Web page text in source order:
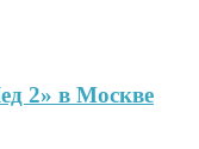
2» в Москве